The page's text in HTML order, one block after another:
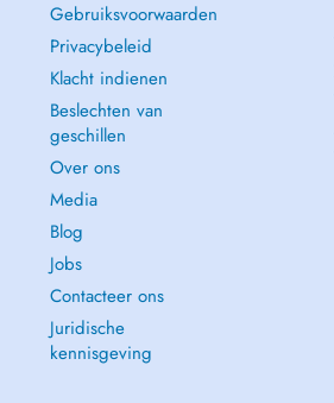
Gebruiksvoorwaarden
Privacybeleid
Klacht indienen
Beslechten van
geschillen
Over ons
Media
Blog
Jobs
Contacteer ons
Juridische
kennisgeving